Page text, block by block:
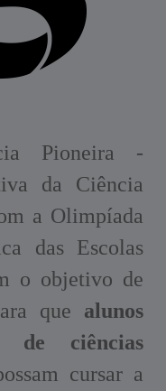
Pioneira -
da Ciência
a Olimpíada
das Escolas
o objetivo de
que alunos
de ciências
cursar a